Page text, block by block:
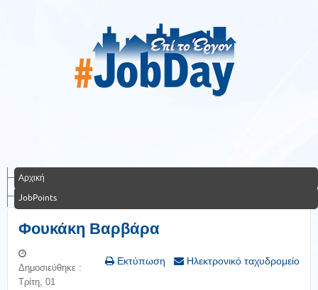
Αρχική
JobPoints
Φουκάκη Βαρβάρα
Εκτύπωση Ηλεκτρονικό ταχυδρομείο
Δημοσιεύθηκε :
Τρίτη, 01